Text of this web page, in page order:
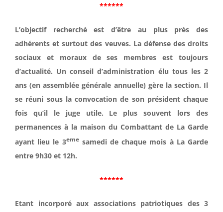
******
L’objectif recherché est d’être au plus près des
adhérents et surtout des veuves. La défense des droits
sociaux et moraux de ses membres est toujours
d’actualité. Un conseil d’administration élu tous les 2
ans (en assemblée générale annuelle) gère la section. Il
se réuni sous la convocation de son président chaque
fois qu’il le juge utile. Le plus souvent lors des
permanences à la maison du Combattant de La Garde
ayant lieu le 3emesamedi de chaque mois à La Garde
entre 9h30 et 12h.
******
Etant incorporé aux associations patriotiques des 3